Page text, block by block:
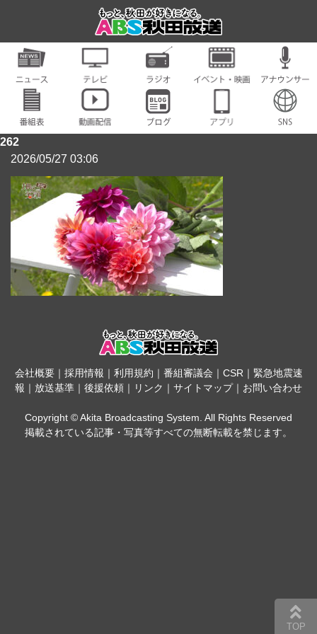
262
2026/05/27 03:06
会社概要｜ 採用情報 ｜ 利用規約 ｜ 番組審議会 ｜ CSR｜ 緊急地震速
報 ｜ 放送基準 ｜ 後援依頼 ｜ リンク ｜ サイトマップ｜ お問い合わせ
Copyright © Akita Broadcasting System. All Rights Reserved
掲載されている記事・写真等すべての無断転載を禁じます。